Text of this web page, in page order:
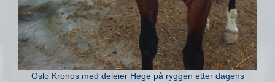
Oslo Kronos med deleier Hege på ryggen etter dagens